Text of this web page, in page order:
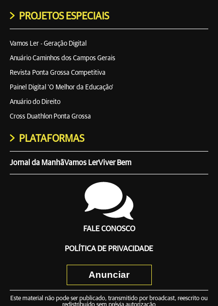
PROJETOS ESPECIAIS
Vamos Ler - Geração Digital
Anuário Caminhos dos Campos Gerais
Revista Ponta Grossa Competitiva
Painel Digital 'O Melhor da Educação'
Anuário do Direito
Cross Duathlon Ponta Grossa
PLATAFORMAS
Jornal da ManhãVamos LerViver Bem
FALE CONOSCO
POLÍTICA DE PRIVACIDADE
Anunciar
Este material não pode ser publicado, transmitido por broadcast, reescrito ou
redistribuído sem prévia autorização